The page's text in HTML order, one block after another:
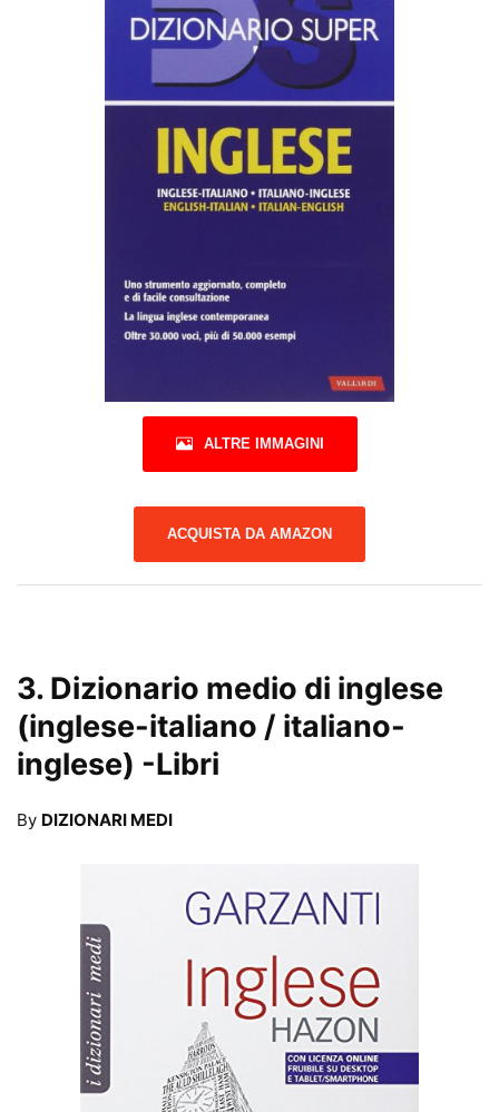
ALTRE IMMAGINI
ACQUISTA DA AMAZON
3. Dizionario medio di inglese
(inglese-italiano / italiano-
inglese) -Libri
By DIZIONARI MEDI